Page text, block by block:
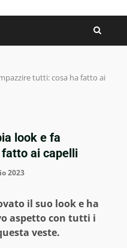
tutti: cosa ha fatto ai
look e fa
ai capelli
2023
il suo look e ha
aspetto con tutti i
veste.